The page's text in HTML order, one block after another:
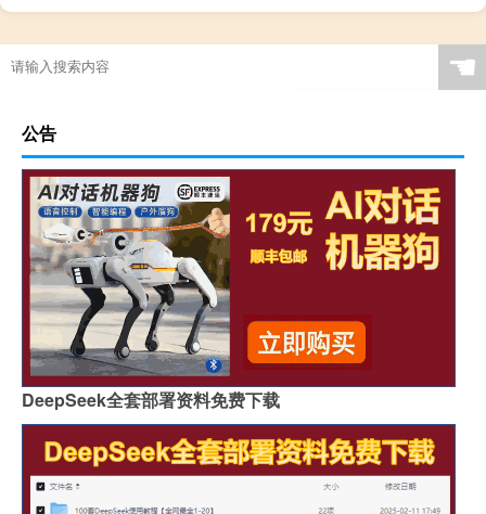
☚
公告
DeepSeek全套部署资料免费下载